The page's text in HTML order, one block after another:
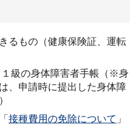
るもの（健康保険証、運転
級の身体障害者手帳（※身
、申請時に提出した身体障
接種費用の免除について 」